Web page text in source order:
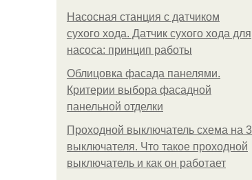
Насосная станция с датчиком
сухого хода. Датчик сухого хода для
насоса: принцип работы
Облицовка фасада панелями.
Критерии выбора фасадной
панельной отделки
Проходной выключатель схема на 3
выключателя. Что такое проходной
выключатель и как он работает